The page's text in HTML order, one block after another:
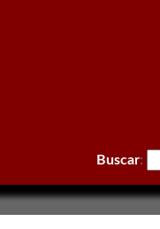
Buscar: